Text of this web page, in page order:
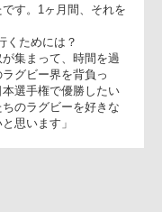
持ちを持っていたのがリ
す」
つ難しさもありますが、
レッシャーもあったかと
は大きな3点でした。相手
で、うちのディフェンス
ないが、その経験の差が3